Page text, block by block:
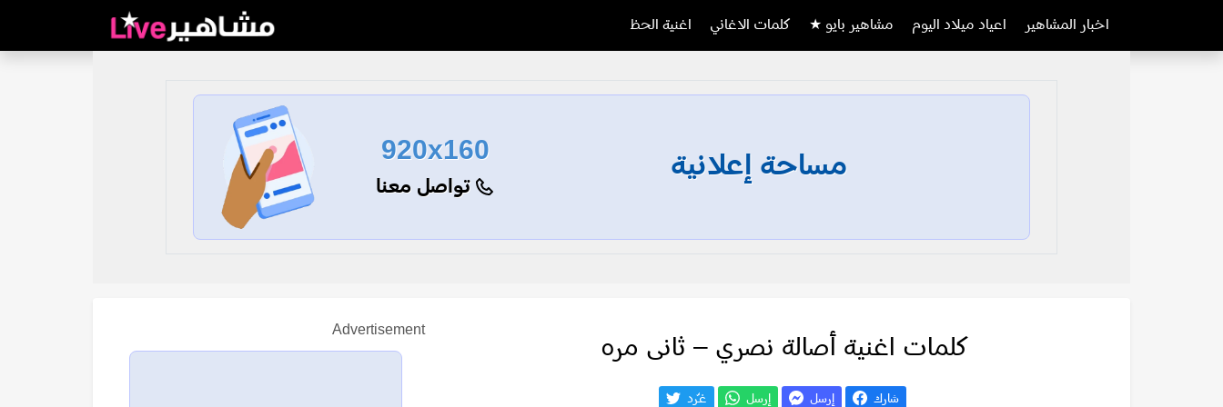
اخبار المشاهير اعياد ميلاد اليوم مشاهير بايو ★ كلمات الاغاني اغنية الحظ
مساحة إعلانية
920x160
تواصل معنا
كلمات اغنية أصالة نصري – ثانى مره
شارك إرسل إرسل غـّرد
Advertisement